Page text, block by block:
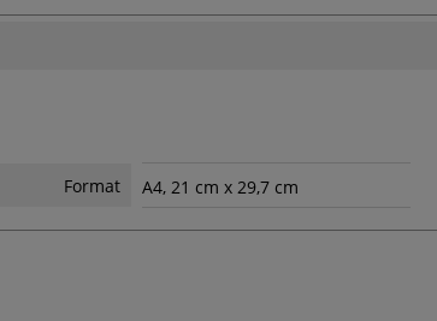
Format A4, 21 cm x 29,7 cm